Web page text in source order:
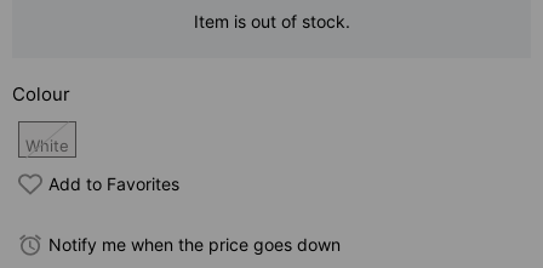
Item is out of stock.
Colour
White
Add to Favorites
Notify me when the price goes down